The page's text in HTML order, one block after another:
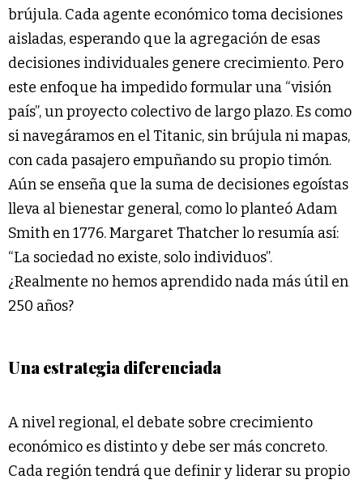
brújula. Cada agente económico toma decisiones
aisladas, esperando que la agregación de esas
decisiones individuales genere crecimiento. Pero
este enfoque ha impedido formular una “visión
país”, un proyecto colectivo de largo plazo. Es como
si navegáramos en el Titanic, sin brújula ni mapas,
con cada pasajero empuñando su propio timón.
Aún se enseña que la suma de decisiones egoístas
lleva al bienestar general, como lo planteó Adam
Smith en 1776. Margaret Thatcher lo resumía así:
“La sociedad no existe, solo individuos”.
¿Realmente no hemos aprendido nada más útil en
250 años?
Una estrategia diferenciada
A nivel regional, el debate sobre crecimiento
económico es distinto y debe ser más concreto.
Cada región tendrá que definir y liderar su propio